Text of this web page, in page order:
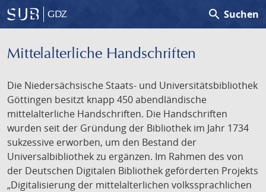
GDZ search Suchen
Mittelalterliche Handschriften
Die Niedersächsische Staats- und Universitätsbibliothek
Göttingen besitzt knapp 450 abendländische
mittelalterliche Handschriften. Die Handschriften
wurden seit der Gründung der Bibliothek im Jahr 1734
sukzessive erworben, um den Bestand der
Universalbibliothek zu ergänzen. Im Rahmen des von
der Deutschen Digitalen Bibliothek geförderten Projekts
„Digitalisierung der mittelalterlichen volkssprachlichen